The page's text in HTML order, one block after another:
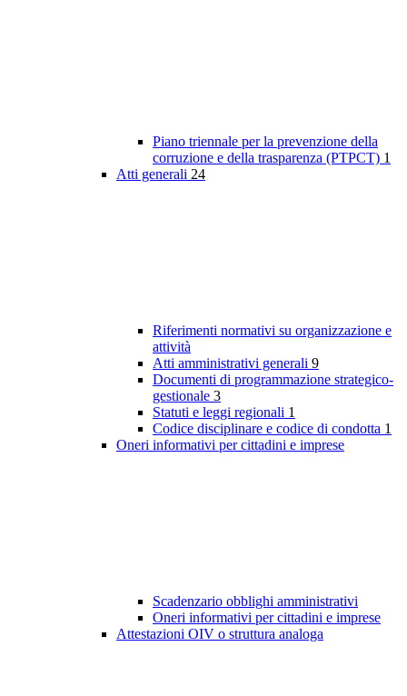
Piano triennale per la prevenzione della
corruzione e della trasparenza (PTPCT) 1
Atti generali 24
Riferimenti normativi su organizzazione e
attività
Atti amministrativi generali 9
Documenti di programmazione strategico-
gestionale 3
Statuti e leggi regionali 1
Codice disciplinare e codice di condotta 1
Oneri informativi per cittadini e imprese
Scadenzario obblighi amministrativi
Oneri informativi per cittadini e imprese
Attestazioni OIV o struttura analoga